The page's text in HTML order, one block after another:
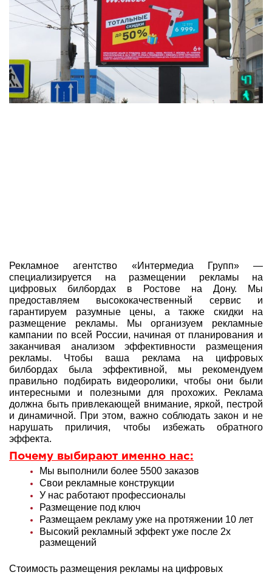
Рекламное агентство «Интермедиа Групп» —
специализируется на размещении рекламы на
цифровых билбордах в Ростове на Дону. Мы
предоставляем высококачественный сервис и
гарантируем разумные цены, а также скидки на
размещение рекламы. Мы организуем рекламные
кампании по всей России, начиная от планирования и
заканчивая анализом эффективности размещения
рекламы. Чтобы ваша реклама на цифровых
билбордах была эффективной, мы рекомендуем
правильно подбирать видеоролики, чтобы они были
интересными и полезными для прохожих. Реклама
должна быть привлекающей внимание, яркой, пестрой
и динамичной. При этом, важно соблюдать закон и не
нарушать приличия, чтобы избежать обратного
эффекта.
Почему выбирают именно нас:
Мы выполнили более 5500 заказов
Свои рекламные конструкции
У нас работают профессионалы
Размещение под ключ
Размещаем рекламу уже на протяжении 10 лет
Высокий рекламный эффект уже после 2х
размещений
Стоимость размещения рекламы на цифровых